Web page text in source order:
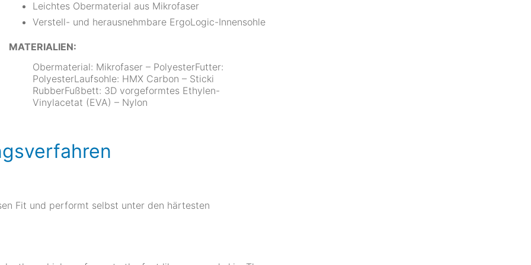
Leichtes Obermaterial aus Mikrofaser
Verstell- und herausnehmbare ErgoLogic-Innensohle
MATERIALIEN:
Obermaterial: Mikrofaser – PolyesterFutter:
PolyesterLaufsohle: HMX Carbon – Sticki
RubberFußbett: 3D vorgeformtes Ethylen-
Vinylacetat (EVA) – Nylon
Fit und performt selbst unter den härtesten